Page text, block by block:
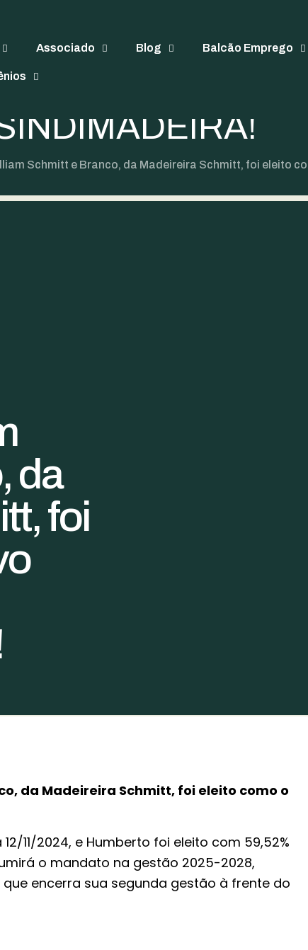
Associado Blog Balcão Emprego
William
eleito como o
Schmitt e Branco, da Madeireira Schmitt, foi eleito
da
foi
da Madeireira Schmitt, foi eleito como o
11/2024, e Humberto foi eleito com 59,52%
o mandato na gestão 2025-2028,
encerra sua segunda gestão à frente do